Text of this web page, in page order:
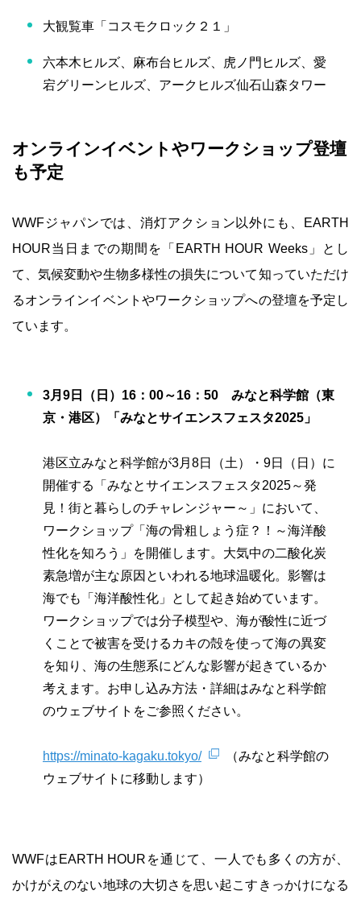
大観覧車「コスモクロック２１」
六本木ヒルズ、麻布台ヒルズ、虎ノ門ヒルズ、愛
宕グリーンヒルズ、アークヒルズ仙石山森タワー
オンラインイベントやワークショップ登壇
も予定
WWFジャパンでは、消灯アクション以外にも、EARTH
HOUR当日までの期間を「EARTH HOUR Weeks」とし
て、気候変動や生物多様性の損失について知っていただけ
るオンラインイベントやワークショップへの登壇を予定し
ています。
3月9日（日）16：00～16：50 みなと科学館（東
京・港区）「みなとサイエンスフェスタ2025」
港区立みなと科学館が3月8日（土）・9日（日）に
開催する「みなとサイエンスフェスタ2025～発
見！街と暮らしのチャレンジャー～」において、
ワークショップ「海の骨粗しょう症？！～海洋酸
性化を知ろう」を開催します。大気中の二酸化炭
素急増が主な原因といわれる地球温暖化。影響は
海でも「海洋酸性化」として起き始めています。
ワークショップでは分子模型や、海が酸性に近づ
くことで被害を受けるカキの殻を使って海の異変
を知り、海の生態系にどんな影響が起きているか
考えます。お申し込み方法・詳細はみなと科学館
のウェブサイトをご参照ください。
https://minato-kagaku.tokyo/
（みなと科学館の
ウェブサイトに移動します）
WWFはEARTH HOURを通じて、一人でも多くの方が、
かけがえのない地球の大切さを思い起こすきっかけになる